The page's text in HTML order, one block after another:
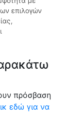
επιλογών
πρόσβαση
εδώ για να